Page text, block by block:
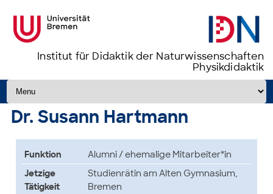
Institut für Didaktik der Naturwissenschaften
Physikdidaktik
Zum Inhalt springen
Dr. Susann Hartmann
Funktion
Alumni / ehemalige Mitarbeiter*in
Jetzige
Tätigkeit
Studienrätin am Alten Gymnasium,
Bremen